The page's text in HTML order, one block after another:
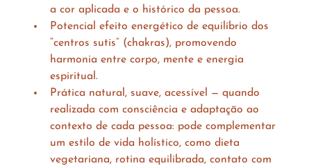
a cor aplicada e o histórico da pessoa.
Potencial efeito energético de equilíbrio dos
“centros sutis” (chakras), promovendo
harmonia entre corpo, mente e energia
espiritual.
Prática natural, suave, acessível — quando
realizada com consciência e adaptação ao
contexto de cada pessoa: pode complementar
um estilo de vida holístico, como dieta
vegetariana, rotina equilibrada, contato com